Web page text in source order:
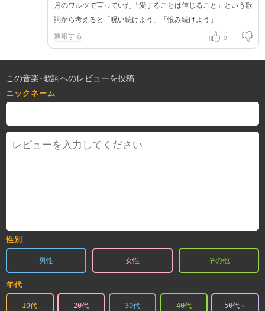
月のワルツで言っていた「愛することは信じること」という歌
詞から考えると「呪い続けよう」「恨み続けよう」
通報する 0
この音楽･歌詞へのレビューを投稿
ニックネーム
性別
男性 女性 その他
年代
10代 20代 30代 40代 50代～